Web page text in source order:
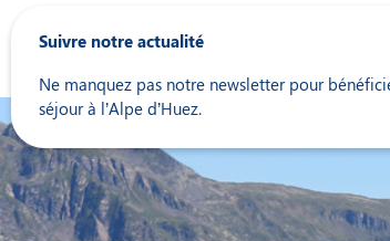
Suivre notre actualité
Ne manquez pas notre newsletter pour
séjour à l’Alpe d’Huez.